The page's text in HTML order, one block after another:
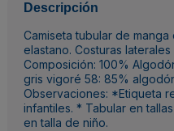
Descripción
Camiseta tubular de
elastano. Costuras
Composición: 100%
gris vigoré 58: 85%
Observaciones: *Etiqueta
infantiles. * Tabular en
en talla de niño.